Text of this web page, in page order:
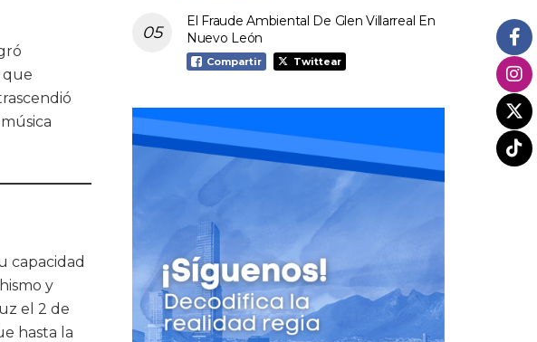
que
capacidad
y
el 2 de
hasta la
El Fraude Ambiental De Glen Villarreal En
Nuevo León
Compartir Twittear